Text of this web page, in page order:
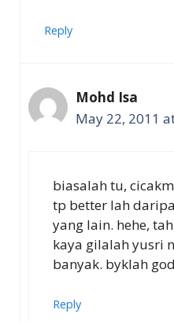
Reply
Mohd Isa
May 22, 2011
biasalah tu,
tp better lah
yang lain. hehe,
kaya gilalah yusri
banyak. byklah
Reply